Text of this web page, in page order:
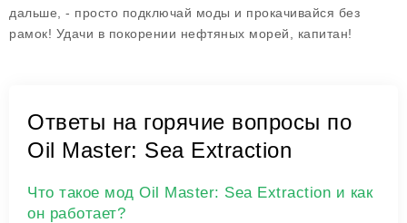
дальше, - просто подключай моды и прокачивайся без
рамок! Удачи в покорении нефтяных морей, капитан!
Ответы на горячие вопросы по
Oil Master: Sea Extraction
Что такое мод Oil Master: Sea Extraction и как
он работает?